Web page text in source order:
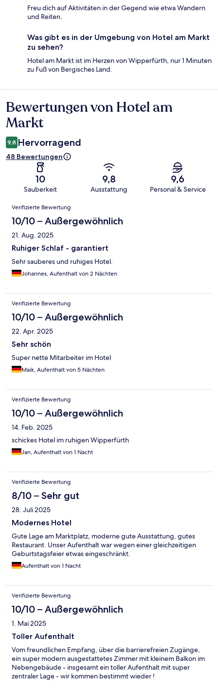
Freu dich auf Aktivitäten in der Gegend wie etwa Wandern
und Reiten.
Was gibt es in der Umgebung von Hotel am Markt
zu sehen?
Hotel am Markt ist im Herzen von Wipperfürth, nur 1 Minuten
zu Fuß von Bergisches Land.
Bewertungen
Bewertungen von Hotel am
Markt
9,8 Hervorragend
48 Bewertungen
10
Sauberkeit
9,8
Ausstattung
9,6
Personal & Service
Bewertungen
Verifizierte Bewertung
10/10 – Außergewöhnlich
21. Aug. 2025
Ruhiger Schlaf - garantiert
Sehr sauberes und ruhiges Hotel.
Johannes, Aufenthalt von 2 Nächten
Verifizierte Bewertung
10/10 – Außergewöhnlich
22. Apr. 2025
Sehr schön
Super nette Mitarbeiter im Hotel
Maik, Aufenthalt von 5 Nächten
Verifizierte Bewertung
10/10 – Außergewöhnlich
14. Feb. 2025
schickes Hotel im ruhigen Wipperfürth
Jan, Aufenthalt von 1 Nacht
Verifizierte Bewertung
8/10 – Sehr gut
28. Juli 2025
Modernes Hotel
Gute Lage am Marktplatz, moderne gute Ausstattung, gutes
Restaurant. Unser Aufenthalt war wegen einer gleichzeitigen
Geburtstagsfeier etwas eingeschränkt.
Aufenthalt von 1 Nacht
Verifizierte Bewertung
10/10 – Außergewöhnlich
1. Mai 2025
Toller Aufenthalt
Vom freundlichen Empfang, über die barrierefreien Zugänge,
ein super modern ausgestattetes Zimmer mit kleinem Balkon im
Nebengebäude - insgesamt ein toller Aufenthalt mit super
zentraler Lage - wir kommen bestimmt wieder !